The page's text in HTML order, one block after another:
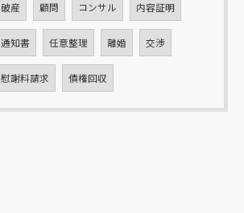
破産 顧問 コンサル 内容証明
通知書 任意整理 離婚 交渉
慰謝料請求 債権回収